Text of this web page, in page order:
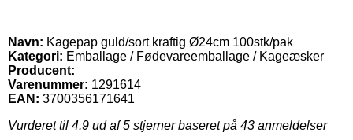
Navn: Kagepap guld/sort kraftig Ø24cm 100stk/pak
Kategori: Emballage / Fødevareemballage / Kageæsker
Producent:
Varenummer: 1291614
EAN: 3700356171641
Vurderet til 4.9 ud af 5 stjerner baseret på 43 anmeldelser